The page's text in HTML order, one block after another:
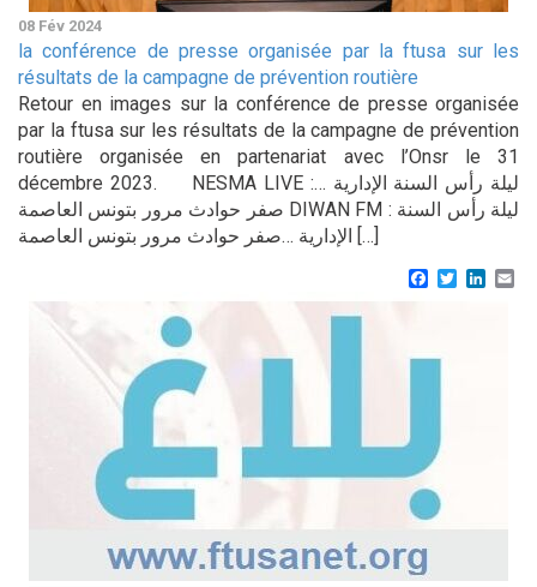
08 Fév 2024
la conférence de presse organisée par la ftusa sur les
résultats de la campagne de prévention routière
Retour en images sur la conférence de presse organisée
par la ftusa sur les résultats de la campagne de prévention
routière organisée en partenariat avec l’Onsr le 31
décembre 2023. NESMA LIVE :ليلة رأس السنة الإدارية …
صفر حوادث مرور بتونس العاصمة DIWAN FM : ليلة رأس السنة
الإدارية …صفر حوادث مرور بتونس العاصمة […]
Facebook
Twitter